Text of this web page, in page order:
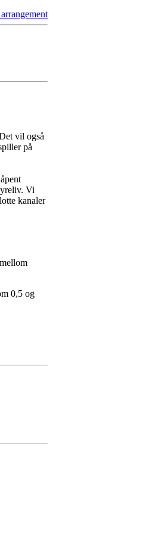
vil også
på
Vi
kanaler
0,5 og